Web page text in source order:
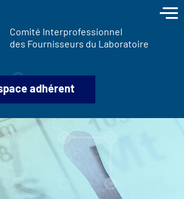
Comité Interprofessionnel
des Fournisseurs du Laboratoire
adhérent